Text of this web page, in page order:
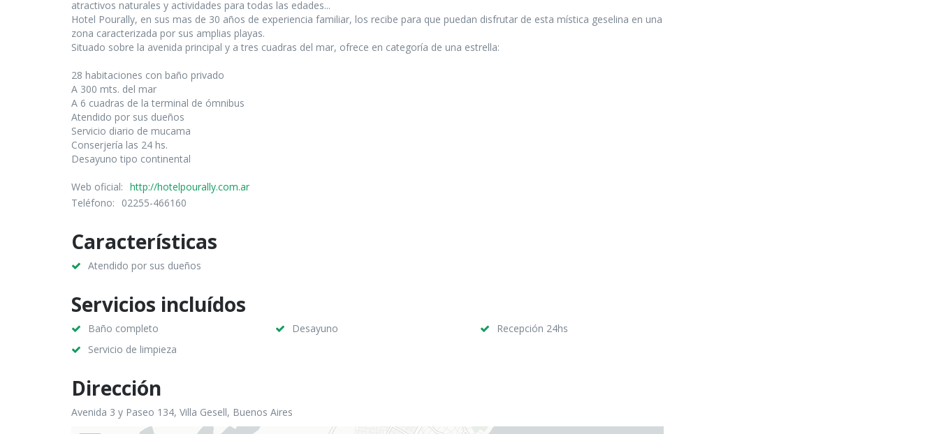
atractivos naturales y actividades para todas las edades...
Hotel Pourally, en sus mas de 30 años de experiencia familiar, los recibe para que puedan disfrutar de esta mística geselina en una
zona caracterizada por sus amplias playas.
Situado sobre la avenida principal y a tres cuadras del mar, ofrece en categoría de una estrella:
28 habitaciones con baño privado
A 300 mts. del mar
A 6 cuadras de la terminal de ómnibus
Atendido por sus dueños
Servicio diario de mucama
Conserjería las 24 hs.
Desayuno tipo continental
Web oficial: http://hotelpourally.com.ar
Teléfono:
02255-466160
Características
Atendido por sus dueños
Servicios incluídos
Baño completo Desayuno
Recepción 24hs
Servicio de limpieza
Dirección
Avenida 3 y Paseo 134, Villa Gesell, Buenos Aires